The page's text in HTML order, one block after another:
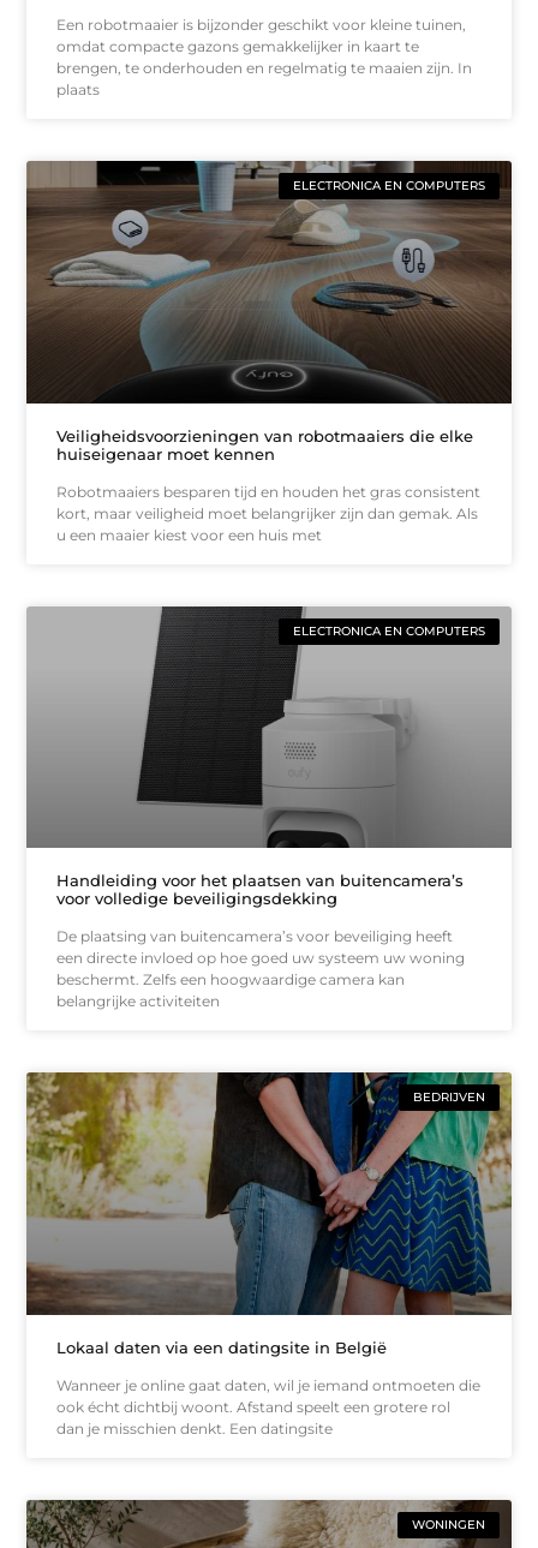
Een robotmaaier is bijzonder geschikt voor kleine tuinen,
omdat compacte gazons gemakkelijker in kaart te
brengen, te onderhouden en regelmatig te maaien zijn. In
plaats
ELECTRONICA EN COMPUTERS
Veiligheidsvoorzieningen van robotmaaiers die elke
huiseigenaar moet kennen
Robotmaaiers besparen tijd en houden het gras consistent
kort, maar veiligheid moet belangrijker zijn dan gemak. Als
u een maaier kiest voor een huis met
ELECTRONICA EN COMPUTERS
Handleiding voor het plaatsen van buitencamera’s
voor volledige beveiligingsdekking
De plaatsing van buitencamera’s voor beveiliging heeft
een directe invloed op hoe goed uw systeem uw woning
beschermt. Zelfs een hoogwaardige camera kan
belangrijke activiteiten
BEDRIJVEN
Lokaal daten via een datingsite in België
Wanneer je online gaat daten, wil je iemand ontmoeten die
ook écht dichtbij woont. Afstand speelt een grotere rol
dan je misschien denkt. Een datingsite
WONINGEN